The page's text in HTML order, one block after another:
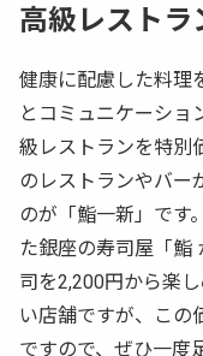
高級レストラ
健康に配慮した料理
とコミュニケーショ
級レストランを特別
のレストランやバー
のが「鮨一新」です
た銀座の寿司屋「鮨
司を2,200円から楽
い店舗ですが、この
ですので、ぜひ一度